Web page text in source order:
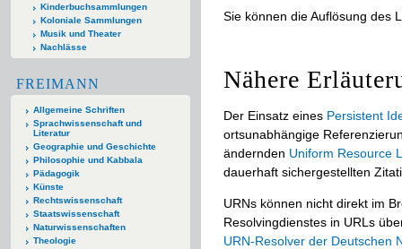
Kinderbuchsammlungen
Koloniale Sammlungen
Musik und Theater
Nachlässe
FREIMANN
Allgemeine Schriften
Sprachwissenschaft und
Literatur
Geographie und Geschichte
Philosophie und Kabbala
Pädagogik
Künste
Rechtswissenschaft
Staatswissenschaft
Naturwissenschaften
Theologie
Sie können die Auflösung des
Nähere
Der Einsatz eines Persistent
ortsunabhängige
ändernden Uniform Resource
dauerhaft sichergestellten
URNs können nicht direkt im
Resolvingdienstes in URLs
URN-Resolver der Deutschen